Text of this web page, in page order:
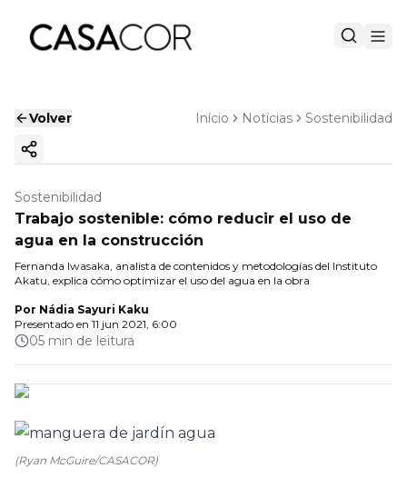
Volver Início Notícias Sostenibilidad
Copiar enlace
Sostenibilidad
Trabajo sostenible: cómo reducir el uso de
agua en la construcción
Fernanda Iwasaka, analista de contenidos y metodologías del Instituto
Akatu, explica cómo optimizar el uso del agua en la obra
Por Nádia Sayuri Kaku
Presentado en 11 jun 2021, 6:00
05 min de leitura
(Ryan McGuire/CASACOR)